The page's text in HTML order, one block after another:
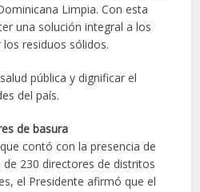
Limpia​. Con esta
una solución integral a los
residuos sólidos.
pública y dignificar el
del país.
de basura
contó con la presencia de
230 directores de distritos
el Presidente afirmó que el